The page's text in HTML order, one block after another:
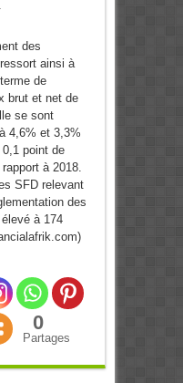
des
ainsi à
de
brut et net de
se sont
4,6% et 3,3%
point de
à 2018.
SFD relevant
des
élevé à 174
0
Partages